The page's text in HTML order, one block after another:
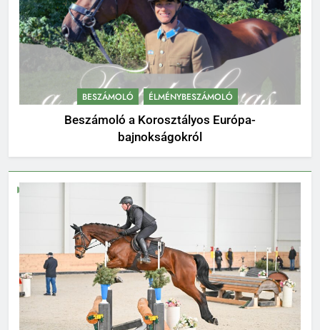
BESZÁMOLÓ ÉLMÉNYBESZÁMOLÓ
Beszámoló a Korosztályos Európa-
bajnokságokról